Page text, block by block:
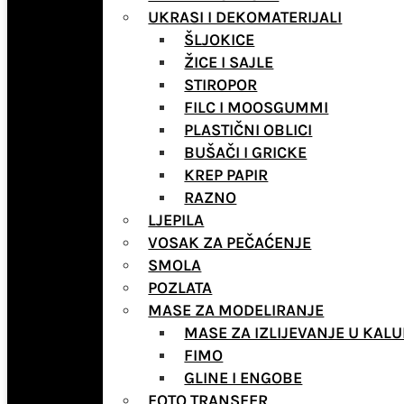
UKRASI I DEKOMATERIJALI
ŠLJOKICE
ŽICE I SAJLE
STIROPOR
FILC I MOOSGUMMI
PLASTIČNI OBLICI
BUŠAČI I GRICKE
KREP PAPIR
RAZNO
LJEPILA
VOSAK ZA PEČAĆENJE
SMOLA
POZLATA
MASE ZA MODELIRANJE
MASE ZA IZLIJEVANJE U
FIMO
GLINE I ENGOBE